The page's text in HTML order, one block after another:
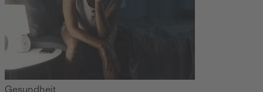
Gesundheit